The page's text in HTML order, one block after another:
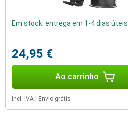
Em stock: entrega em 1-4 dias úteis
24,95 €
Ao carrinho
Incl. IVA Envio grátis